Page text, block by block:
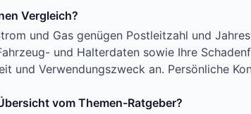
Vergleich?
und Gas genügen Postleitzahl und
und Halterdaten sowie Ihre
und Verwendungszweck an. Persönliche
vom Themen-Ratgeber?